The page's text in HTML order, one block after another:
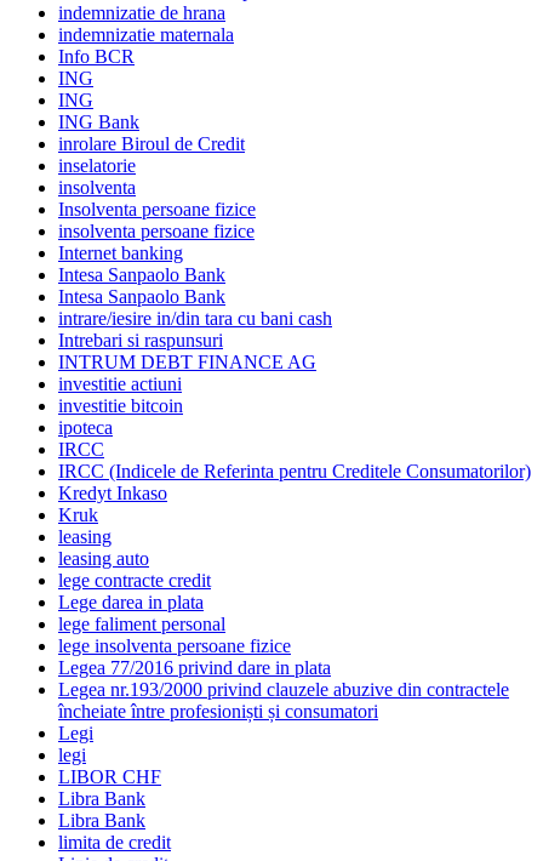
indemnizatie de hrana
indemnizatie maternala
Info BCR
ING
ING
ING Bank
inrolare Biroul de Credit
inselatorie
insolventa
Insolventa persoane fizice
insolventa persoane fizice
Internet banking
Intesa Sanpaolo Bank
Intesa Sanpaolo Bank
intrare/iesire in/din tara cu bani cash
Intrebari si raspunsuri
INTRUM DEBT FINANCE AG
investitie actiuni
investitie bitcoin
ipoteca
IRCC
IRCC (Indicele de Referinta pentru Creditele Consumatorilor)
Kredyt Inkaso
Kruk
leasing
leasing auto
lege contracte credit
Lege darea in plata
lege faliment personal
lege insolventa persoane fizice
Legea 77/2016 privind dare in plata
Legea nr.193/2000 privind clauzele abuzive din contractele
încheiate între profesioniști și consumatori
Legi
legi
LIBOR CHF
Libra Bank
Libra Bank
limita de credit